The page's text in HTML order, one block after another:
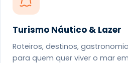
Turismo Náutico & Lazer
Roteiros, destinos,
para quem quer viver o mar